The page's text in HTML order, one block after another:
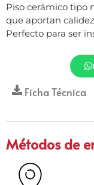
Piso cerámico tipo
que aportan
Perfecto para ser
Ficha Técnica
Métodos de